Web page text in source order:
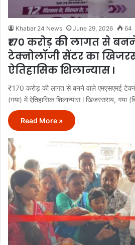
Khabar 24 News June 29, 2026 64
₹170 करोड़ की लागत से
टेक्नोलॉजी सेंटर का
ऐतिहासिक शिलान्यास l
₹170 करोड़ की लागत से बनने वाले एमएसएमई
(गया) में ऐतिहासिक शिलान्यास l खिजरसराय, गया
Read More »